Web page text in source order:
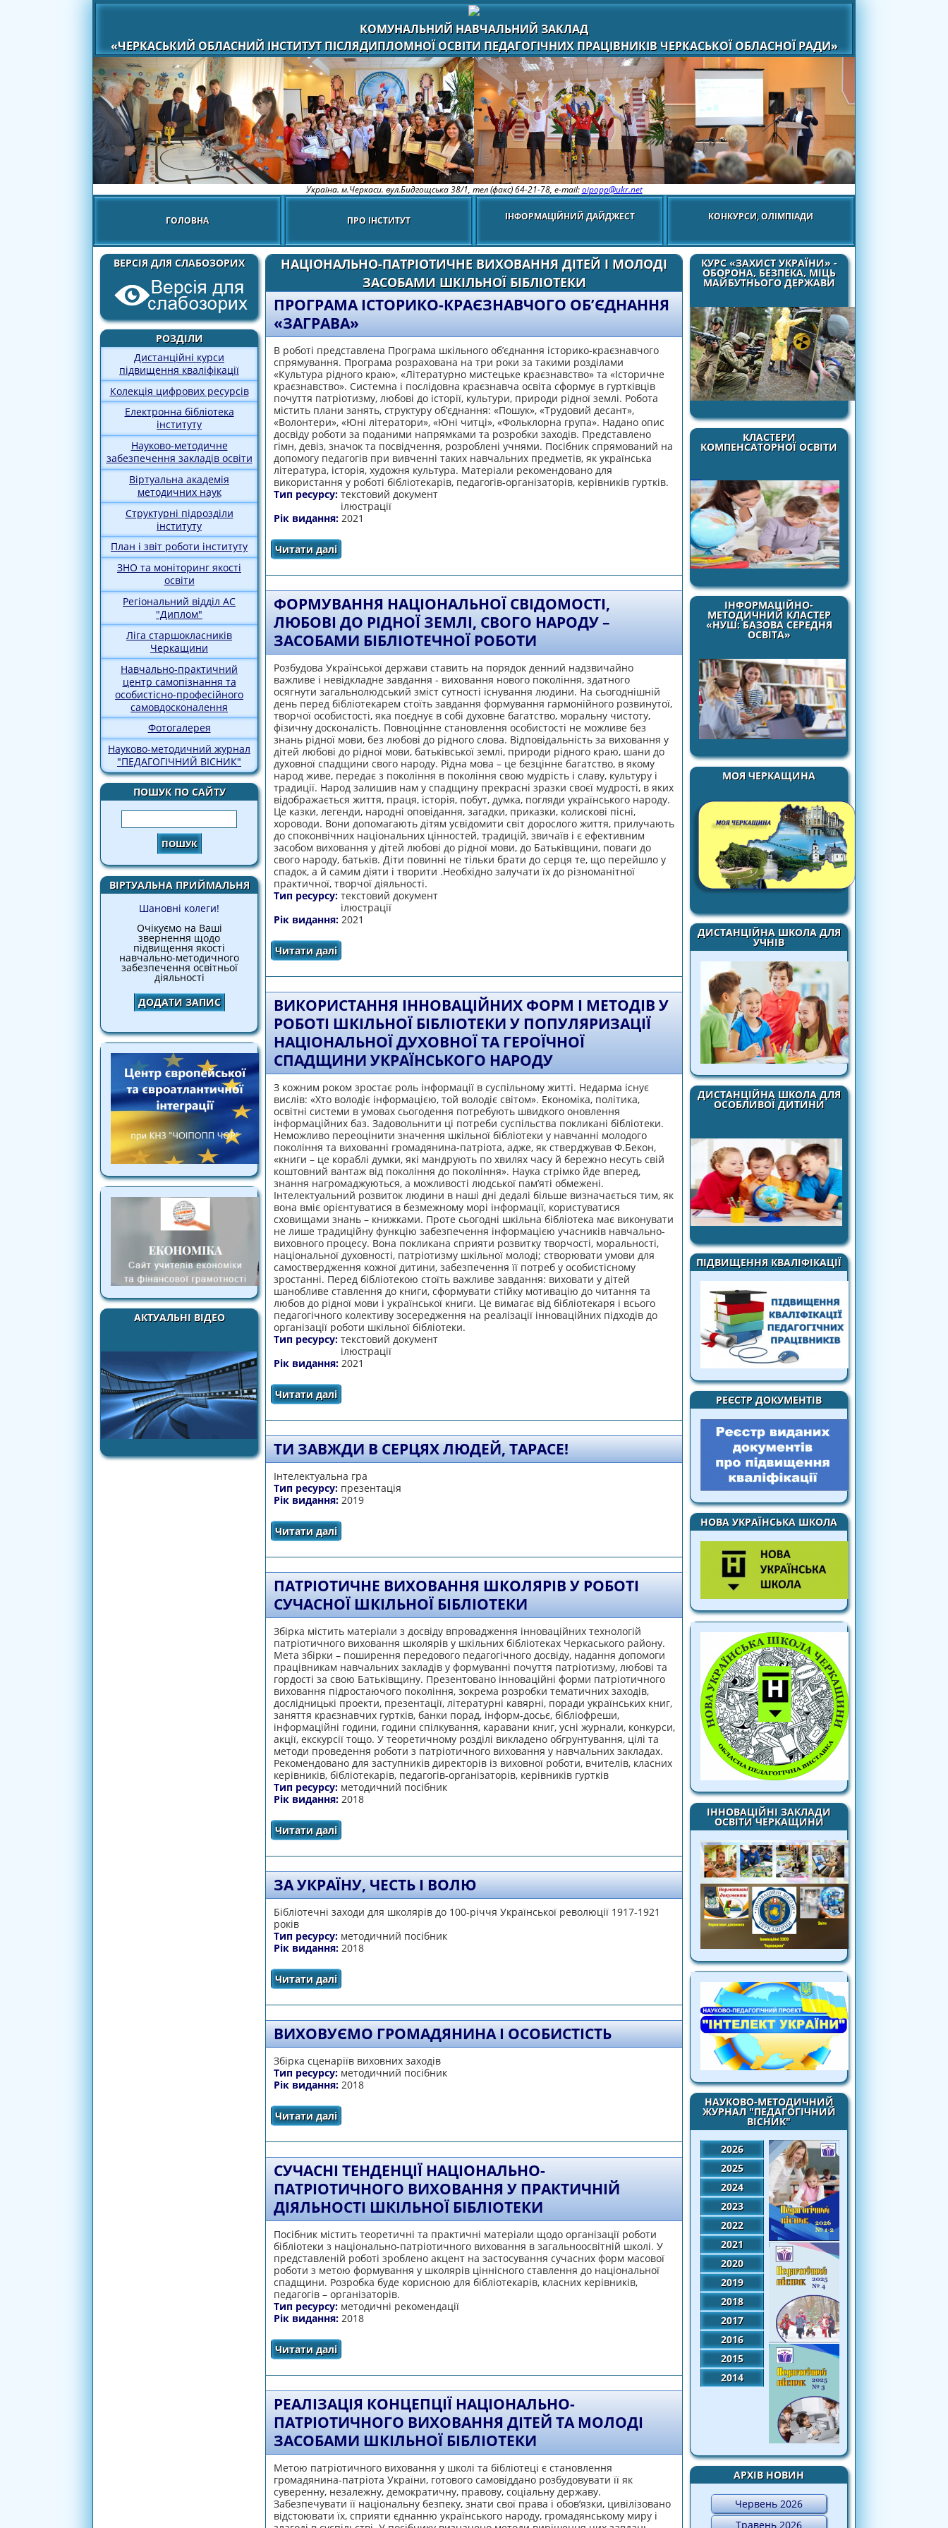
КОМУНАЛЬНИЙ НАВЧАЛЬНИЙ ЗАКЛАД
«ЧЕРКАСЬКИЙ ОБЛАСНИЙ ІНСТИТУТ ПІСЛЯДИПЛОМНОЇ ОСВІТИ ПЕДАГОГІЧНИХ ПРАЦІВНИКІВ ЧЕРКАСЬКОЇ ОБЛАСНОЇ РАДИ»
Україна. м.Черкаси. вул.Бидгощська 38/1, тел (факс) 64-21-78, e-mail:oipopp@ukr.net
ГОЛОВНА ПРО ІНСТИТУТ ІНФОРМАЦІЙНИЙ ДАЙДЖЕСТ КОНКУРСИ, ОЛІМПІАДИ
ВЕРСІЯ ДЛЯ СЛАБОЗОРИХ
РОЗДІЛИ
Дистанційні курси
підвищення кваліфікації
Колекція цифрових ресурсів
Електронна бібліотека
інституту
Науково-методичне
забезпечення закладів освіти
Віртуальна академія
методичних наук
Структурні підрозділи
інституту
План і звіт роботи інституту
ЗНО та моніторинг якості
освіти
Регіональний відділ АС
"Диплом"
Ліга старшокласників
Черкащини
Навчально-практичний
центр самопізнання та
особистісно-професійного
самовдосконалення
Фотогалерея
Науково-методичний журнал
"ПЕДАГОГІЧНИЙ ВІСНИК"
ПОШУК ПО САЙТУ
Пошук
ВІРТУАЛЬНА ПРИЙМАЛЬНЯ
Шановні колеги!
Очікуємо на Ваші
звернення щодо
підвищення якості
навчально-методичного
забезпечення освітньої
діяльності
ДОДАТИ ЗАПИС
АКТУАЛЬНІ ВІДЕО
КУРС «ЗАХИСТ УКРАЇНИ» -
ОБОРОНА, БЕЗПЕКА, МІЦЬ
МАЙБУТНЬОГО ДЕРЖАВИ
КЛАСТЕРИ
КОМПЕНСАТОРНОЇ ОСВІТИ
ІНФОРМАЦІЙНО-
МЕТОДИЧНИЙ КЛАСТЕР
«НУШ: БАЗОВА СЕРЕДНЯ
ОСВІТА»
МОЯ ЧЕРКАЩИНА
ДИСТАНЦІЙНА ШКОЛА ДЛЯ
УЧНІВ
ДИСТАНЦІЙНА ШКОЛА ДЛЯ
ОСОБЛИВОЇ ДИТИНИ
ПІДВИЩЕННЯ КВАЛІФІКАЦІЇ
РЕЄСТР ДОКУМЕНТІВ
НОВА УКРАЇНСЬКА ШКОЛА
ІННОВАЦІЙНІ ЗАКЛАДИ
ОСВІТИ ЧЕРКАЩИНИ
НАУКОВО-МЕТОДИЧНИЙ
ЖУРНАЛ "ПЕДАГОГІЧНИЙ
ВІСНИК"
2026
2025
2024
2023
2022
2021
2020
2019
2018
2017
2016
2015
2014
АРХІВ НОВИН
Червень 2026
Травень 2026
НАЦІОНАЛЬНО-ПАТРІОТИЧНЕ ВИХОВАННЯ ДІТЕЙ І МОЛОДІ
ЗАСОБАМИ ШКІЛЬНОЇ БІБЛІОТЕКИ
ПРОГРАМА ІСТОРИКО-КРАЄЗНАВЧОГО ОБ’ЄДНАННЯ
«ЗАГРАВА»
В роботі представлена Програма шкільного об’єднання історико-краєзнавчого
спрямування. Програма розрахована на три роки за такими розділами
«Культура рідного краю», «Літературно мистецьке краєзнавство» та «Історичне
краєзнавство». Системна і послідовна краєзнавча освіта сформує в гуртківців
почуття патріотизму, любові до історії, культури, природи рідної землі. Робота
містить плани занять, структуру об’єднання: «Пошук», «Трудовий десант»,
«Волонтери», «Юні літератори», «Юні читці», «Фольклорна група». Надано опис
досвіду роботи за поданими напрямками та розробки заходів. Представлено
гімн, девіз, значок та посвідчення, розроблені учнями. Посібник спрямований на
допомогу педагогів при вивченні таких навчальних предметів, як українська
література, історія, художня культура. Матеріали рекомендовано для
використання у роботі бібліотекарів, педагогів-організаторів, керівників гуртків.
Тип ресурсу: текстовий документ
ілюстрації
Рік видання: 2021
Читати даліпро Програма історико-краєзнавчого об’єднання «Заграва»
ФОРМУВАННЯ НАЦІОНАЛЬНОЇ СВІДОМОСТІ,
ЛЮБОВІ ДО РІДНОЇ ЗЕМЛІ, СВОГО НАРОДУ –
ЗАСОБАМИ БІБЛІОТЕЧНОЇ РОБОТИ
Розбудова Української держави ставить на порядок денний надзвичайно
важливе і невідкладне завдання - виховання нового покоління, здатного
осягнути загальнолюдський зміст сутності існування людини. На сьогоднішній
день перед бібліотекарем стоїть завдання формування гармонійного розвинутої,
творчої особистості, яка поєднує в собі духовне багатство, моральну чистоту,
фізичну досконалість. Повноцінне становлення особистості не можливе без
знань рідної мови, без любові до рідного слова. Відповідальність за виховання у
дітей любові до рідної мови, батьківської землі, природи рідного краю, шани до
духовної спадщини свого народу. Рідна мова – це безцінне багатство, в якому
народ живе, передає з покоління в покоління свою мудрість і славу, культуру і
традиції. Народ залишив нам у спадщину прекрасні зразки своєї мудрості, в яких
відображається життя, праця, історія, побут, думка, погляди українського народу.
Це казки, легенди, народні оповідання, загадки, приказки, колискові пісні,
хороводи. Вони допомагають дітям усвідомити світ дорослого життя, прилучають
до споконвічних національних цінностей, традицій, звичаїв і є ефективним
засобом виховання у дітей любові до рідної мови, до Батьківщини, поваги до
свого народу, батьків. Діти повинні не тільки брати до серця те, що перейшло у
спадок, а й самим діяти і творити .Необхідно залучати їх до різноманітної
практичної, творчої діяльності.
Тип ресурсу: текстовий документ
ілюстрації
Рік видання: 2021
Читати далі
про Формування національної свідомості, любові до рідної землі, свого народу – засобами
ВИКОРИСТАННЯ ІННОВАЦІЙНИХ ФОРМ І МЕТОДІВ У
РОБОТІ ШКІЛЬНОЇ БІБЛІОТЕКИ У ПОПУЛЯРИЗАЦІЇ
НАЦІОНАЛЬНОЇ ДУХОВНОЇ ТА ГЕРОЇЧНОЇ
СПАДЩИНИ УКРАЇНСЬКОГО НАРОДУ
З кожним роком зростає роль інформації в суспільному житті. Недарма існує
вислів: «Хто володіє інформацією, той володіє світом». Економіка, політика,
освітні системи в умовах сьогодення потребують швидкого оновлення
інформаційних баз. Задовольнити ці потреби суспільства покликані бібліотеки.
Неможливо переоцінити значення шкільної бібліотеки у навчанні молодого
покоління та вихованні громадянина-патріота, адже, як стверджував Ф.Бекон,
«книги – це кораблі думки, які мандрують по хвилях часу й бережно несуть свій
коштовний вантаж від покоління до покоління». Наука стрімко йде вперед,
знання нагромаджуються, а можливості людської пам’яті обмежені.
Інтелектуальний розвиток людини в наші дні дедалі більше визначається тим, як
вона вміє орієнтуватися в безмежному морі інформації, користуватися
сховищами знань – книжками. Проте сьогодні шкільна бібліотека має виконувати
не лише традиційну функцію забезпечення інформацією учасників навчально-
виховного процесу. Вона покликана сприяти розвитку творчості, моральності,
національної духовності, патріотизму шкільної молоді; створювати умови для
самоствердження кожної дитини, забезпечення її потреб у особистісному
зростанні. Перед бібліотекою стоїть важливе завдання: виховати у дітей
шанобливе ставлення до книги, сформувати стійку мотивацію до читання та
любов до рідної мови і української книги. Це вимагає від бібліотекаря і всього
педагогічного колективу зосередження на реалізації інноваційних підходів до
організації роботи шкільної бібліотеки.
Тип ресурсу: текстовий документ
ілюстрації
Рік видання: 2021
Читати далі
про Використання інноваційних форм і методів у роботі шкільної бібліотеки у популяризації
національної духовної та героїчної спадщини українського народу
ТИ ЗАВЖДИ В СЕРЦЯХ ЛЮДЕЙ, ТАРАСЕ!
Інтелектуальна гра
Тип ресурсу: презентація
Рік видання: 2019
Читати даліпро Ти завжди в серцях людей, Тарасе!
ПАТРІОТИЧНЕ ВИХОВАННЯ ШКОЛЯРІВ У РОБОТІ
СУЧАСНОЇ ШКІЛЬНОЇ БІБЛІОТЕКИ
Збірка містить матеріали з досвіду впровадження інноваційних технологій
патріотичного виховання школярів у шкільних бібліотеках Черкаського району.
Мета збірки – поширення передового педагогічного досвіду, надання допомоги
працівникам навчальних закладів у формуванні почуття патріотизму, любові та
гордості за свою Батьківщину. Презентовано інноваційні форми патріотичного
виховання підростаючого покоління, зокрема розробки тематичних заходів,
дослідницькі проекти, презентації, літературні кавярні, поради українських книг,
заняття краєзнавчих гуртків, банки порад, інформ-досьє, бібліофреши,
інформаційні години, години спілкування, каравани книг, усні журнали, конкурси,
акції, екскурсії тощо. У теоретичному розділі викладено обгрунтування, цілі та
методи проведення роботи з патріотичного виховання у навчальних закладах.
Рекомендовано для заступників директорів із виховної роботи, вчителів, класних
керівників, бібліотекарів, педагогів-організаторів, керівників гуртків
Тип ресурсу: методичний посібник
Рік видання: 2018
Читати даліпро Патріотичне виховання школярів у роботі сучасної шкільної бібліотеки
ЗА УКРАЇНУ, ЧЕСТЬ І ВОЛЮ
Бібліотечні заходи для школярів до 100-річчя Української революції 1917-1921
років
Тип ресурсу: методичний посібник
Рік видання: 2018
Читати даліпро За Україну, честь і волю
ВИХОВУЄМО ГРОМАДЯНИНА І ОСОБИСТІСТЬ
Збірка сценаріїв виховних заходів
Тип ресурсу: методичний посібник
Рік видання: 2018
Читати даліпро Виховуємо громадянина і особистість
СУЧАСНІ ТЕНДЕНЦІЇ НАЦІОНАЛЬНО-
ПАТРІОТИЧНОГО ВИХОВАННЯ У ПРАКТИЧНІЙ
ДІЯЛЬНОСТІ ШКІЛЬНОЇ БІБЛІОТЕКИ
Посібник містить теоретичні та практичні матеріали щодо організації роботи
бібліотеки з національно-патріотичного виховання в загальноосвітній школі. У
представленій роботі зроблено акцент на застосування сучасних форм масової
роботи з метою формування у школярів ціннісного ставлення до національної
спадщини. Розробка буде корисною для бібліотекарів, класних керівників,
педагогів – організаторів.
Тип ресурсу: методичні рекомендації
Рік видання: 2018
Читати далі
про Сучасні тенденції національно-патріотичного виховання у практичній діяльності шкільної
РЕАЛІЗАЦІЯ КОНЦЕПЦІЇ НАЦІОНАЛЬНО-
ПАТРІОТИЧНОГО ВИХОВАННЯ ДІТЕЙ ТА МОЛОДІ
ЗАСОБАМИ ШКІЛЬНОЇ БІБЛІОТЕКИ
Метою патріотичного виховання у школі та бібліотеці є становлення
громадянина-патріота України, готового самовіддано розбудовувати її як
суверенну, незалежну, демократичну, правову, соціальну державу.
Забезпечувати її національну безпеку, знати свої права і обов’язки, цивілізовано
відстоювати їх, сприяти єднанню українського народу, громадянському миру і